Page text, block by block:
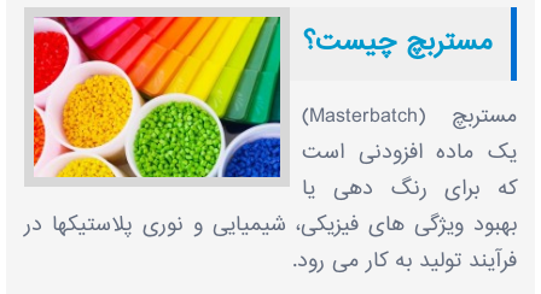
مستربچ چیست؟
مستربچ (Masterbatch)
یک ماده افزودنی است
که برای رنگ دهی یا
بهبود ویژگی های فیزیکی، شیمیایی و نوری پلاستیکها در
فرآیند تولید به کار می رود.